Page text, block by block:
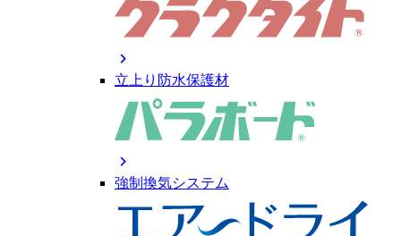
chevron_right
立上り防水保護材
chevron_right
強制換気システム